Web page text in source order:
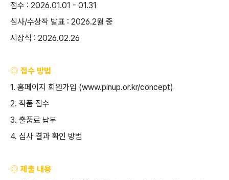
접수 : 2026.01.01 - 01.31
심사/수상작 발표 : 2026.2월 중
시상식 : 2026.02.26
◎ 접수 방법
1. 홈페이지 회원가입 (www.pinup.or.kr/concept)
2. 작품 접수
3. 출품료 납부
4. 심사 결과 확인 방법
◎ 제출 내용